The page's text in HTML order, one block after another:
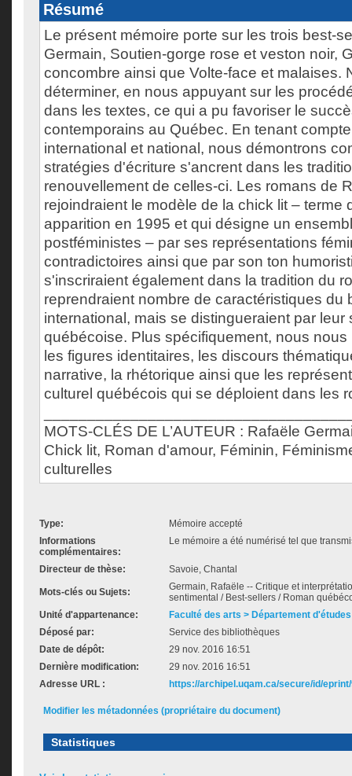
Résumé
Le présent mémoire porte sur les trois best-
Germain, Soutien-gorge rose et veston noir,
concombre ainsi que Volte-face et malaises.
déterminer, en nous appuyant sur les
dans les textes, ce qui a pu favoriser le
contemporains au Québec. En tenant
international et national, nous démontrons
stratégies d'écriture s'ancrent dans les
renouvellement de celles-ci. Les romans de
rejoindraient le modèle de la chick lit – terme
apparition en 1995 et qui désigne un
postféministes – par ses représentations
contradictoires ainsi que par son ton
s'inscriraient également dans la tradition du
reprendraient nombre de caractéristiques du
international, mais se distingueraient par leur
québécoise. Plus spécifiquement, nous
les figures identitaires, les discours
narrative, la rhétorique ainsi que les
culturel québécois qui se déploient dans les
MOTS-CLÉS DE L’AUTEUR : Rafaële
Chick lit, Roman d'amour, Féminin,
culturelles
Type:
Mémoire accepté
Informations
complémentaires:
Le mémoire a été numérisé tel que
Directeur de thèse: Savoie, Chantal
Mots-clés ou Sujets:
Germain, Rafaële -- Critique et
sentimental / Best-sellers / Roman
Unité d'appartenance:
Faculté des arts > Département
Déposé par:
Service des bibliothèques
Date de dépôt:
29 nov. 2016 16:51
Dernière modification:
29 nov. 2016 16:51
Adresse URL :
https://archipel.uqam.ca/secure/id/
Modifier les métadonnées (propriétaire du document)
Statistiques